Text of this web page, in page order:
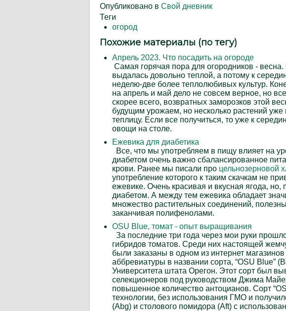
Опубликовано в Свой дневник
Теги
огород
Похожие материалы (по тегу)
Апрель 2023. Что посадить на огороде
Самая горячая пора для огородников -
выдалась довольно теплой, а потому к
неделю-две более теплолюбивых культур.
на апрель и май дело не совсем верное, но
скорее всего, возвратных заморозков этой
будущим урожаем, но несколько растений
теплицу. Если все получиться, то уже к
овощи на столе.
Ежевика для диабетика
Все, что мы употребляем в пищу влияет на
диабетом очень важно сбалансированное
крови. Ранее мы писали про цельнозерновой
употребление которого к таким скачкам не
ежевике. Очень красивая и вкусная ягода,
диабетом. А между тем ежевика обладает
множество растительных соединений,
заканчивая полифенолами.
OSU Blue, томат - опыт выращивания
За последние три года через мои руки
гибридов томатов. Среди них настоящей
были заказаны в одном из интернет
аббревиатуры в названии сорта, “OSU Blue”
Университета штата Орегон. Этот сорт был
селекционеров под руководством Джима
повышенное количество антоцианов. Сорт
технологии, без использования ГМО и
(Abg) и столового помидора (Aft) с